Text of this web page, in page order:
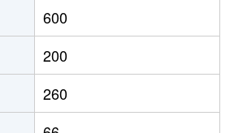
600
200
260